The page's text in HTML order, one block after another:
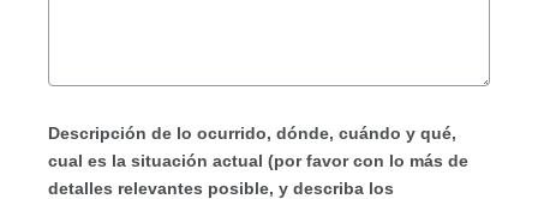
Descripción de lo ocurrido, dónde, cuándo y qué,
cual es la situación actual (por favor con lo más de
detalles relevantes posible, y describa los